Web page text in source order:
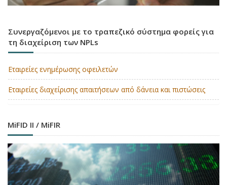
Συνεργαζόμενοι με το τραπεζικό σύστημα φορείς για
τη διαχείριση των NPLs
Εταιρείες ενημέρωσης οφειλετών
Εταιρείες διαχείρισης απαιτήσεων από δάνεια και πιστώσεις
MiFID II / MiFIR